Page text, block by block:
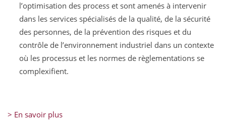
l’optimisation des process et sont amenés à intervenir
dans les services spécialisés de la qualité, de la sécurité
des personnes, de la prévention des risques et du
contrôle de l’environnement industriel dans un contexte
où les processus et les normes de règlementations se
complexifient.
> En savoir plus